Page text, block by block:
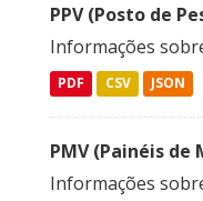
PPV (Posto de
Informações
PDF CSV JSON
PMV (Painéis
Informações